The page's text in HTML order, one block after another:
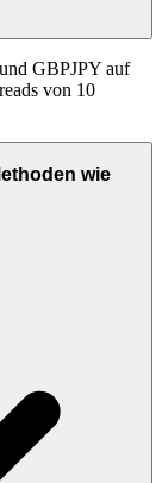
GBPJPY auf
von 10
wie